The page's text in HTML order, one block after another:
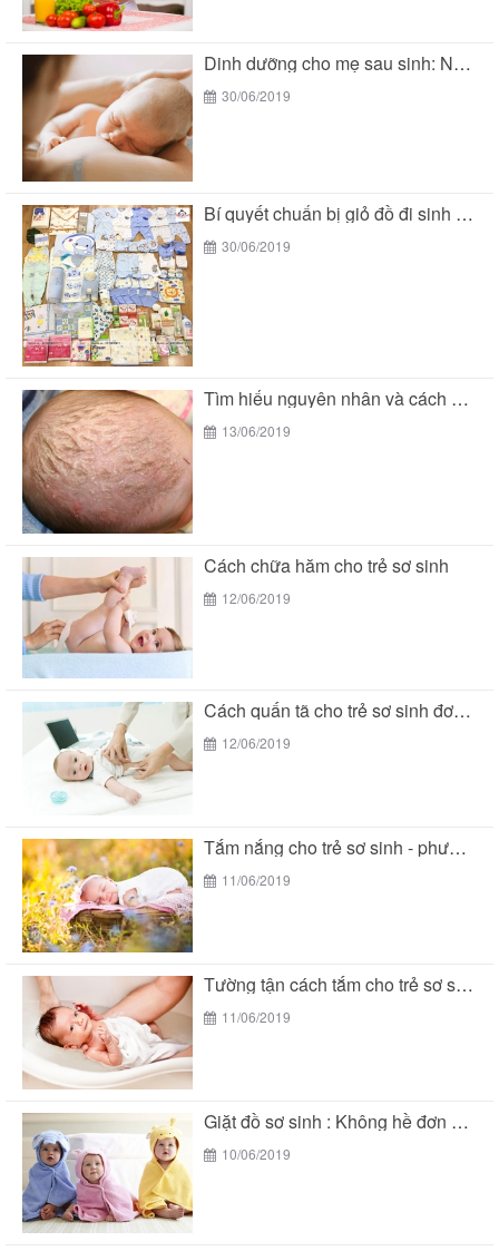
Dinh dưỡng cho mẹ sau sinh: Nên ăn gì...
30/06/2019
Bí quyết chuẩn bị giỏ đồ đi sinh mùa...
30/06/2019
Tìm hiểu nguyên nhân và cách chữa cứt trâu...
13/06/2019
Cách chữa hăm cho trẻ sơ sinh
12/06/2019
Cách quấn tã cho trẻ sơ sinh đơn giản...
12/06/2019
Tắm nắng cho trẻ sơ sinh - phương pháp...
11/06/2019
Tường tận cách tắm cho trẻ sơ sinh đúng...
11/06/2019
Giặt đồ sơ sinh : Không hề đơn giản...
10/06/2019